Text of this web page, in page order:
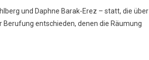
und Daphne Barak-Erez – statt, die über
Berufung entschieden, denen die Räumung